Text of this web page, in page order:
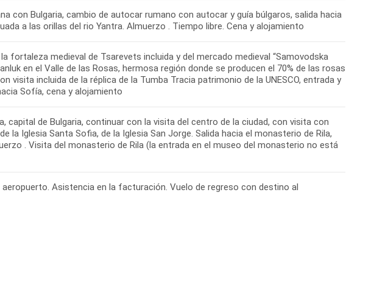
con Bulgaria, cambio de autocar rumano con autocar y guía búlgaros, salida hacia
a las orillas del rio Yantra. Almuerzo . Tiempo libre. Cena y alojamiento
fortaleza medieval de Tsarevets incluida y del mercado medieval “Samovodska
en el Valle de las Rosas, hermosa región donde se producen el 70% de las rosas
visita incluida de la réplica de la Tumba Tracia patrimonio de la UNESCO, entrada y
Sofía, cena y alojamiento
capital de Bulgaria, continuar con la visita del centro de la ciudad, con visita con
la Iglesia Santa Sofia, de la Iglesia San Jorge. Salida hacia el monasterio de Rila,
. Visita del monasterio de Rila (la entrada en el museo del monasterio no está
aeropuerto. Asistencia en la facturación. Vuelo de regreso con destino al